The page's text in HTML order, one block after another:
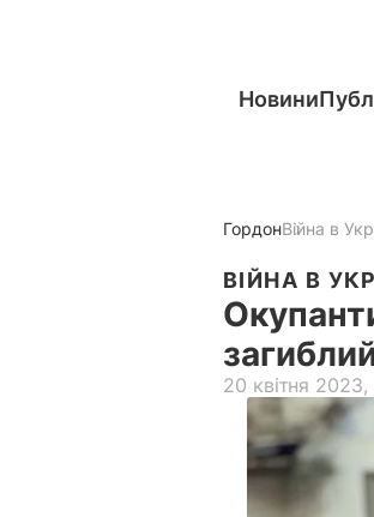
Новини
ГордонВійна в
ВІЙНА В
20 квітня